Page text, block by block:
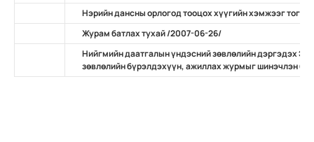
Нэрийн дансны орлогод тооцох хүүгийн хэмжээг
Журам батлах тухай /2007-06-26/
Нийгмийн даатгалын үндэсний зөвлөлийн дэргэдэх
зөвлөлийн бүрэлдэхүүн, ажиллах журмыг шинэчлэн